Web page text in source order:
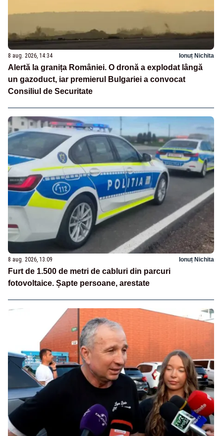
8 aug. 2026, 14:34 Ionuț Nichita
Alertă la granița României. O dronă a explodat lângă
un gazoduct, iar premierul Bulgariei a convocat
Consiliul de Securitate
8 aug. 2026, 13:09 Ionuț Nichita
Furt de 1.500 de metri de cabluri din parcuri
fotovoltaice. Șapte persoane, arestate